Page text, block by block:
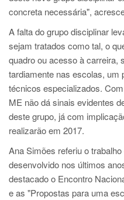
concreta necessária",
A falta do grupo disciplinar
sejam tratados como tal, o
quadro ou acesso à carreira,
tardiamente nas escolas, um
técnicos especializados.
ME não dá sinais evidentes
deste grupo, já com
realizarão em 2017.
Ana Simões referiu o
desenvolvido nos últimos
destacado o Encontro
e as "Propostas para uma